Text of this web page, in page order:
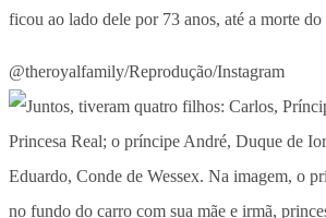
ficou ao lado dele por 73 anos, até a morte
@theroyalfamily/Reprodução/Instagram